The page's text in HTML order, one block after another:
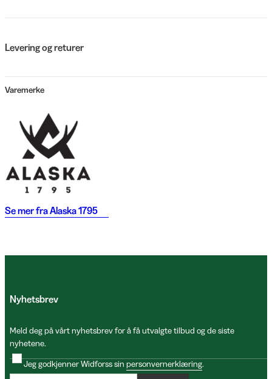
Levering og returer
Varemerke
Se mer fraAlaska 1795
Nyhetsbrev
Meld deg på vårt nyhetsbrev for å få utvalgte tilbud og de siste
nyhetene.
Jeg godkjenner Widforss sin personvernerklæring.